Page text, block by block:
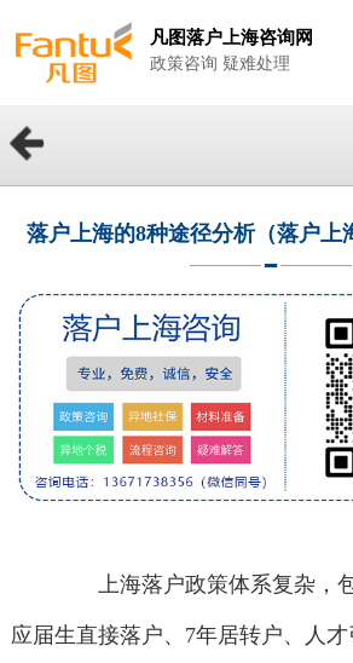
凡图落户上海咨询网
政策咨询 疑难处理
落户上海的8种途径分析（落户上
上海落户政策体系复杂，包
应届生直接落户、7年居转户、人才